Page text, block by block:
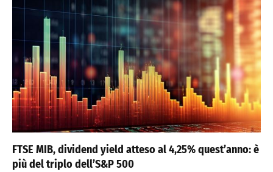
FTSE MIB, dividend yield atteso al 4,25% quest’anno: è
più del triplo dell’S&P 500